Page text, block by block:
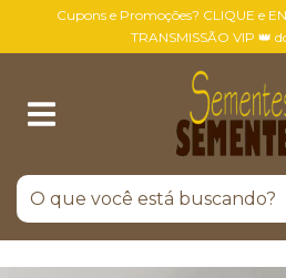
Cupons e Promoções? CLIQUE e
TRANSMISSÃO VIP 👑